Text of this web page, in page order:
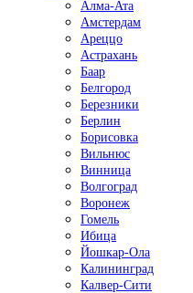
Алма-Ата
Амстердам
Ареццо
Астрахань
Баар
Белгород
Березники
Берлин
Борисовка
Вильнюс
Винница
Волгоград
Воронеж
Гомель
Ибица
Йошкар-Ола
Калининград
Калвер-Сити